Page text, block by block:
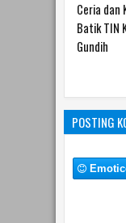
Ceria
POSTING